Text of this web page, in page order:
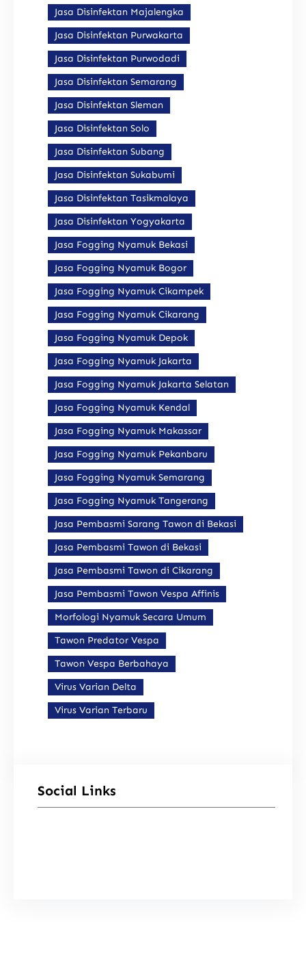
Jasa Disinfektan Majalengka
Jasa Disinfektan Purwakarta
Jasa Disinfektan Purwodadi
Jasa Disinfektan Semarang
Jasa Disinfektan Sleman
Jasa Disinfektan Solo
Jasa Disinfektan Subang
Jasa Disinfektan Sukabumi
Jasa Disinfektan Tasikmalaya
Jasa Disinfektan Yogyakarta
Jasa Fogging Nyamuk Bekasi
Jasa Fogging Nyamuk Bogor
Jasa Fogging Nyamuk Cikampek
Jasa Fogging Nyamuk Cikarang
Jasa Fogging Nyamuk Depok
Jasa Fogging Nyamuk Jakarta
Jasa Fogging Nyamuk Jakarta Selatan
Jasa Fogging Nyamuk Kendal
Jasa Fogging Nyamuk Makassar
Jasa Fogging Nyamuk Pekanbaru
Jasa Fogging Nyamuk Semarang
Jasa Fogging Nyamuk Tangerang
Jasa Pembasmi Sarang Tawon di Bekasi
Jasa Pembasmi Tawon di Bekasi
Jasa Pembasmi Tawon di Cikarang
Jasa Pembasmi Tawon Vespa Affinis
Morfologi Nyamuk Secara Umum
Tawon Predator Vespa
Tawon Vespa Berbahaya
Virus Varian Delta
Virus Varian Terbaru
Social Links